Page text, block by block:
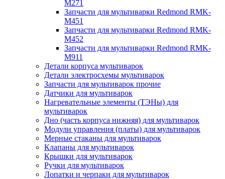
M271
Запчасти для мультиварки Redmond RMK-
M451
Запчасти для мультиварки Redmond RMK-
M452
Запчасти для мультиварки Redmond RMK-
M911
Детали корпуса мультиварок
Детали электросхемы мультиварок
Запчасти для мультиварок прочие
Датчики для мультиварок
Нагревательные элементы (ТЭНы) для
мультиварок
Дно (часть корпуса нижняя) для мультиварок
Модули управления (платы) для мультиварок
Мерные стаканы для мультиварок
Клапаны для мультиварок
Крышки для мультиварок
Ручки для мультиварок
Лопатки и черпаки для мультиварок